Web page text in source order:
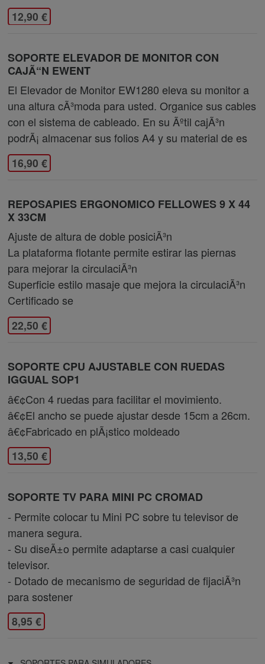
12,90 €
SOPORTE ELEVADOR DE MONITOR CON
CAJÃ“N EWENT
El Elevador de Monitor EW1280 eleva su monitor a
una altura cÃ³moda para usted. Organice sus cables
con el sistema de cableado. En su Ãºtil cajÃ³n
podrÃ¡ almacenar sus folios A4 y su material de es
16,90 €
REPOSAPIES ERGONOMICO FELLOWES 9 X 44
X 33CM
Ajuste de altura de doble posiciÃ³n
La plataforma flotante permite estirar las piernas
para mejorar la circulaciÃ³n
Superficie estilo masaje que mejora la circulaciÃ³n
Certificado se
22,50 €
SOPORTE CPU AJUSTABLE CON RUEDAS
IGGUAL SOP1
â€¢Con 4 ruedas para facilitar el movimiento.
â€¢El ancho se puede ajustar desde 15cm a 26cm.
â€¢Fabricado en plÃ¡stico moldeado
13,50 €
SOPORTE TV PARA MINI PC CROMAD
- Permite colocar tu Mini PC sobre tu televisor de
manera segura.
- Su diseÃ±o permite adaptarse a casi cualquier
televisor.
- Dotado de mecanismo de seguridad de fijaciÃ³n
para sostener
8,95 €